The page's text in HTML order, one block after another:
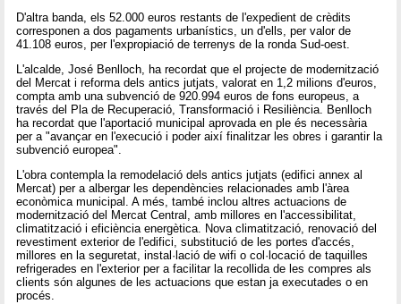
D'altra banda, els 52.000 euros restants de l'expedient de crèdits
corresponen a dos pagaments urbanístics, un d'ells, per valor de
41.108 euros, per l'expropiació de terrenys de la ronda Sud-oest.
L'alcalde, José Benlloch, ha recordat que el projecte de modernització
del Mercat i reforma dels antics jutjats, valorat en 1,2 milions d'euros,
compta amb una subvenció de 920.994 euros de fons europeus, a
través del Pla de Recuperació, Transformació i Resiliència. Benlloch
ha recordat que l'aportació municipal aprovada en ple és necessària
per a "avançar en l'execució i poder així finalitzar les obres i garantir la
subvenció europea".
L'obra contempla la remodelació dels antics jutjats (edifici annex al
Mercat) per a albergar les dependències relacionades amb l'àrea
econòmica municipal. A més, també inclou altres actuacions de
modernització del Mercat Central, amb millores en l'accessibilitat,
climatització i eficiència energètica. Nova climatització, renovació del
revestiment exterior de l'edifici, substitució de les portes d'accés,
millores en la seguretat, instal·lació de wifi o col·locació de taquilles
refrigerades en l'exterior per a facilitar la recollida de les compres als
clients són algunes de les actuacions que estan ja executades o en
procés.